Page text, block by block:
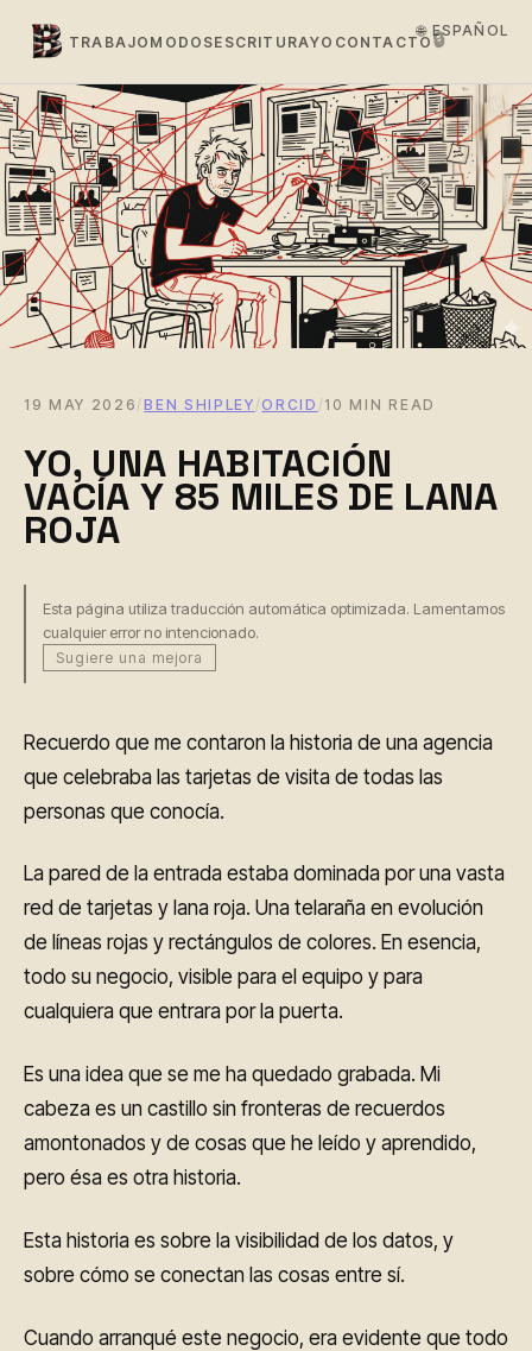
TRABAJO MODOSESCRITURAYO CONTACTO🔒
19 MAY 2026 /BEN SHIPLEY / ORCID / 10 MIN READ
YO, UNA HABITACIÓN
VACÍA Y 85 MILES DE LANA
ROJA
Esta página utiliza traducción automática optimizada. Lamentamos
cualquier error no intencionado.
Sugiere una mejora
Recuerdo que me contaron la historia de una agencia
que celebraba las tarjetas de visita de todas las
personas que conocía.
La pared de la entrada estaba dominada por una vasta
red de tarjetas y lana roja. Una telaraña en evolución
de líneas rojas y rectángulos de colores. En esencia,
todo su negocio, visible para el equipo y para
cualquiera que entrara por la puerta.
Es una idea que se me ha quedado grabada. Mi
cabeza es un castillo sin fronteras de recuerdos
amontonados y de cosas que he leído y aprendido,
pero ésa es otra historia.
Esta historia es sobre la visibilidad de los datos, y
sobre cómo se conectan las cosas entre sí.
Cuando arranqué este negocio, era evidente que todo
🌐 ESPAÑOL